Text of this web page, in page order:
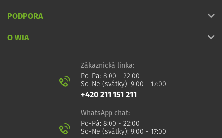
PODPORA
O WIA
Zákaznická linka:
Po-Pá: 8:00 - 22:00
So-Ne (svátky): 9:00 - 17:00
+420 211 151 211
WhatsApp chat:
Po-Pá: 8:00 - 22:00
So-Ne (svátky): 9:00 - 17:00